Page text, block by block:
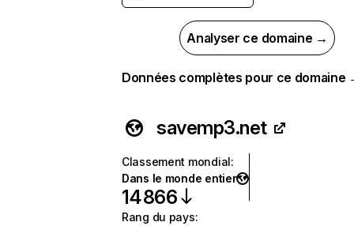
Analyser ce domaine →
Données complètes pour ce domaine
savemp3.net
Classement mondial:
Dans le monde entier
14 866
Rang du pays: